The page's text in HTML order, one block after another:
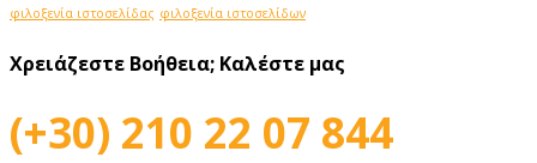
φιλοξενία ιστοσελίδας φιλοξενία ιστοσελίδων
Χρειάζεστε Βοήθεια; Καλέστε μας
(+30) 210 22 07 844